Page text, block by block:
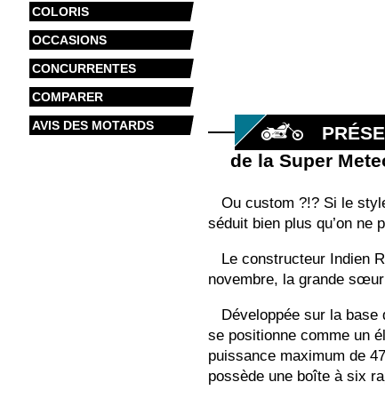
COLORIS
OCCASIONS
CONCURRENTES
COMPARER
AVIS DES MOTARDS
de la Super
Ou custom ?!? Si le
séduit bien plus qu’on ne
Le constructeur Indien
novembre, la grande
Développée sur la
se positionne comme un
puissance maximum de
possède une boîte à six